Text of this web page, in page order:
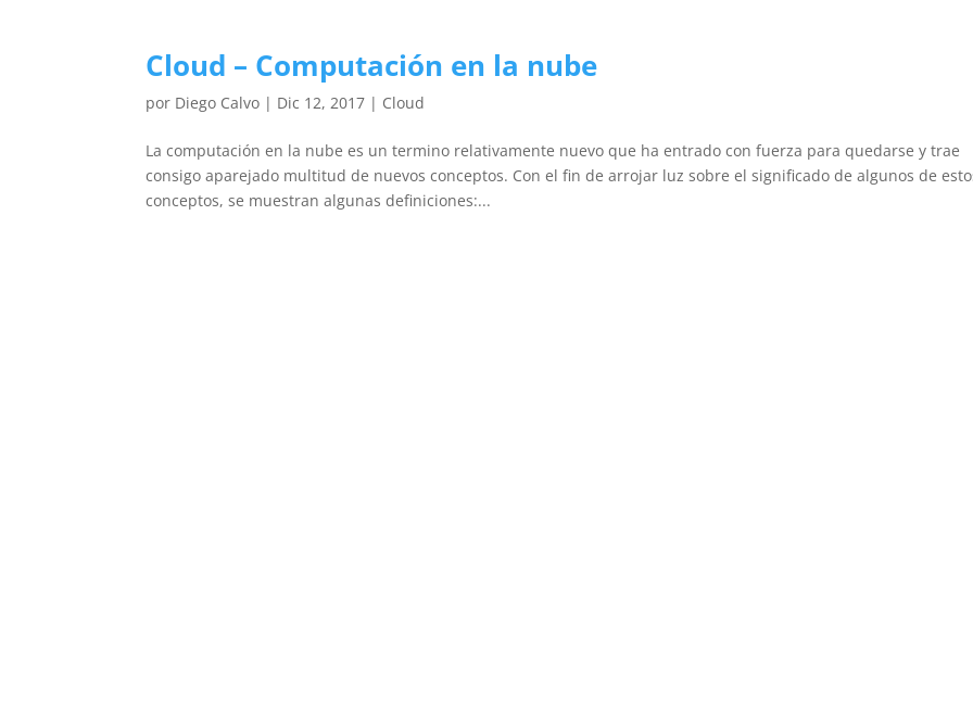
Cloud – Computación en la nube
por Diego Calvo | Dic 12, 2017 | Cloud
La computación en la nube es un termino relativamente nuevo que ha entrado con fuerza para quedarse y trae
consigo aparejado multitud de nuevos conceptos. Con el fin de arrojar luz sobre el significado de algunos de
conceptos, se muestran algunas definiciones:...